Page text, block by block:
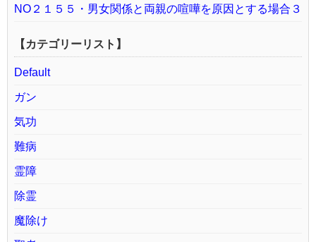
NO２１５５・男女関係と両親の喧嘩を原因とする場合３
【カテゴリーリスト】
Default
ガン
気功
難病
霊障
除霊
魔除け